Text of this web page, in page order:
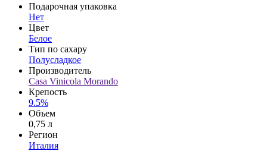
Подарочная упаковка
Нет
Цвет
Белое
Тип по сахару
Полусладкое
Производитель
Casa Vinicola Morando
Крепость
9.5%
Объем
0,75 л
Регион
Италия